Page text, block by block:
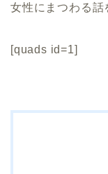
女性にまつわる話
[quads id=1]